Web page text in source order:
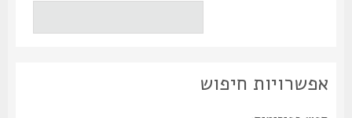
אפשרויות חיפוש